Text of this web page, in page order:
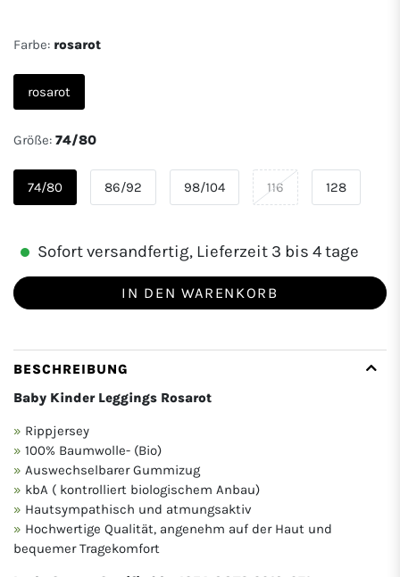
Farbe: rosarot
rosarot
Größe: 74/80
74/80 86/92 98/104 116 128
Sofort versandfertig, Lieferzeit 3 bis 4 tage
IN DEN WARENKORB
BESCHREIBUNG
Baby Kinder Leggings Rosarot
Rippjersey
100% Baumwolle- (Bio)
Auswechselbarer Gummizug
kbA ( kontrolliert biologischem Anbau)
Hautsympathisch und atmungsaktiv
Hochwertige Qualität, angenehm auf der Haut und
bequemer Tragekomfort